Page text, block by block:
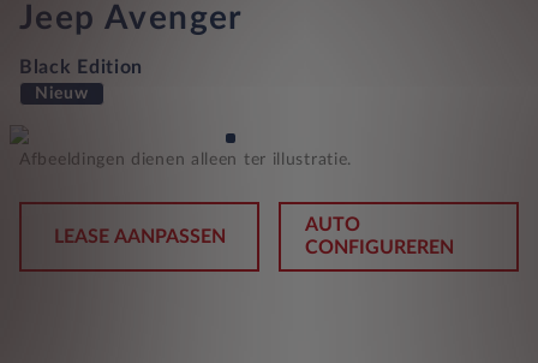
Jeep Avenger
Black Edition
Nieuw
Afbeeldingen dienen alleen ter illustratie.
LEASE AANPASSEN
AUTO
CONFIGUREREN